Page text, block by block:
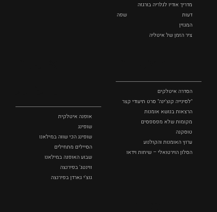
מדריך אודיו לגלריה בורגזה
דעות
שפה
המגזין
ציר הזמן של איטליה
הסדרה איטלקים
"לסינייה קוצ'ינה" סרט תיעודי קצר
הרצאות בנושא אומנות
מקומות שלא מפספסים
טוסקנה
ערוץ האומנות והקולנוע
הסלון הוירטואלי – שיחות וידאו
אופנה איטלקית
שופינג
שופינג הכי שווה במילאנו
הסיילים מתחילים
שבוע האופנה במילאנו
ווינטג' בפירנצה
גוצ'י גארדן בפירנצה